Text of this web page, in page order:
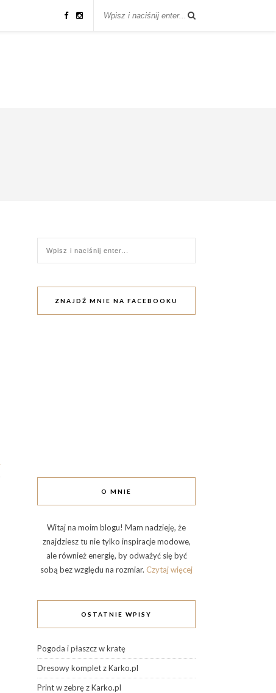
ZNAJDŹ MNIE NA FACEBOOKU
O MNIE
Witaj na moim blogu! Mam nadzieję, że
znajdziesz tu nie tylko inspiracje modowe,
ale również energię, by odważyć się być
sobą bez względu na rozmiar. Czytaj więcej
OSTATNIE WPISY
Pogoda i płaszcz w kratę
Dresowy komplet z Karko.pl
Print w zebrę z Karko.pl